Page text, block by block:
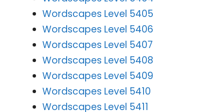
Wordscapes Level 5405
Wordscapes Level 5406
Wordscapes Level 5407
Wordscapes Level 5408
Wordscapes Level 5409
Wordscapes Level 5410
Wordscapes Level 5411